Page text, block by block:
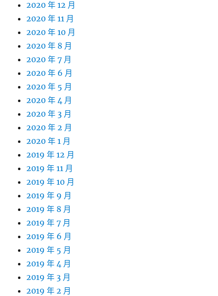
2020 年 12 月
2020 年 11 月
2020 年 10 月
2020 年 8 月
2020 年 7 月
2020 年 6 月
2020 年 5 月
2020 年 4 月
2020 年 3 月
2020 年 2 月
2020 年 1 月
2019 年 12 月
2019 年 11 月
2019 年 10 月
2019 年 9 月
2019 年 8 月
2019 年 7 月
2019 年 6 月
2019 年 5 月
2019 年 4 月
2019 年 3 月
2019 年 2 月